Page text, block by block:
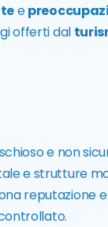
e
offerti dal
e non
e strutture
reputazione